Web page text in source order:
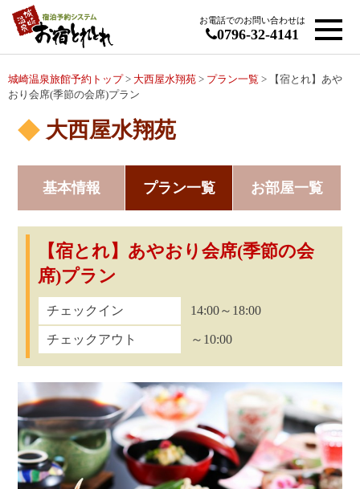
お電話でのお問い合わせは
0796-32-4141
城崎温泉旅館予約トップ > 大西屋水翔苑 > プラン一覧 > 【宿とれ】あや
おり会席(季節の会席)プラン
大西屋水翔苑
基本情報 プラン一覧 お部屋一覧
【宿とれ】あやおり会席(季節の会
席)プラン
チェックイン 14:00～18:00
チェックアウト ～10:00